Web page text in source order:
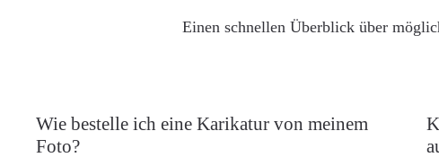
Einen schnellen Überblick über
Wie bestelle ich eine Karikatur von meinem
Foto?